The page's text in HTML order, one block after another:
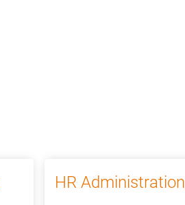
HR Administration